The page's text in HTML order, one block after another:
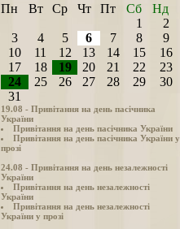
Пн Вт Ср Чт Пт Сб
Нд
1
2
3
4 5 6 7 8
9
10
11 12 13 14 15
16
17
18 19 20 21 22
23
24
25 26 27 28 29
30
31
19.08 - Привітання на день пасічника
України
Привітання на день пасічника України
Привітання на день пасічника України у
прозі
24.08 - Привітання на день незалежності
України
Привітання на день незалежності
України
Привітання на день незалежності
України у прозі